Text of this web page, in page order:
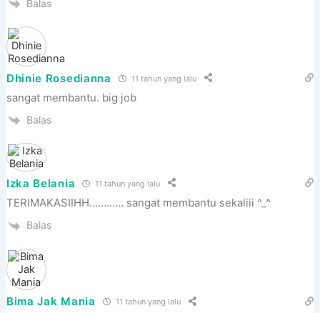
Balas
Dhinie Rosedianna 11 tahun yang lalu
sangat membantu. big job
Balas
Izka Belania 11 tahun yang lalu
TERIMAKASIIHH………… sangat membantu sekaliii ^_^
Balas
Bima Jak Mania 11 tahun yang lalu